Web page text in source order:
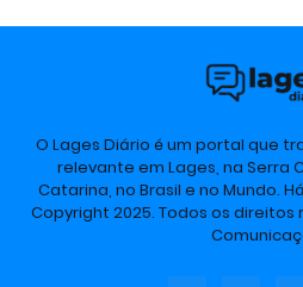
O Lages Diário é um portal que
relevante em Lages, na Serra
Catarina, no Brasil e no Mundo.
Copyright 2025. Todos os direitos